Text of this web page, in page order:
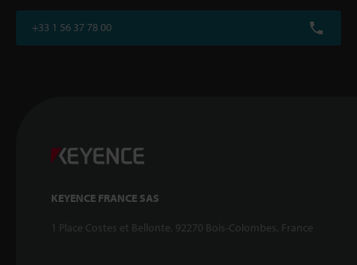
+33 1 56 37 78 00
KEYENCE FRANCE SAS
1 Place Costes et Bellonte, 92270 Bois-Colombes, France